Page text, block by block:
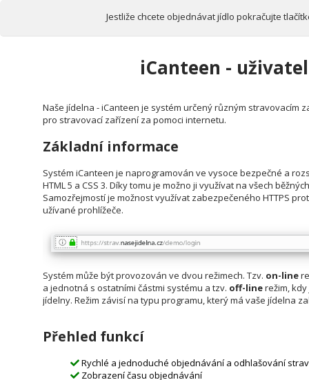
Jestliže chcete objednávat jídlo pokračujte
iCanteen -
Naše jídelna - iCanteen je systém určený různým stravovacím
pro stravovací zařízení za pomoci internetu.
Základní informace
Systém iCanteen je naprogramován ve vysoce bezpečné a
HTML 5 a CSS 3. Díky tomu je možno ji využívat na všech
Samozřejmostí je možnost využívat zabezpečeného HTTPS
užívané prohlížeče.
Systém může být provozován ve dvou režimech. Tzv. on-line
a jednotná s ostatními částmi systému a tzv. off-linerežim,
jídelny. Režim závisí na typu programu, který má vaše jídelna
Přehled funkcí
Rychlé a jednoduché objednávání a odhlašování
Zobrazení času objednávání